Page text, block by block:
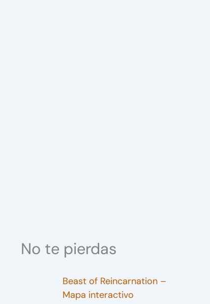
No te pierdas
Beast of Reincarnation –
Mapa interactivo